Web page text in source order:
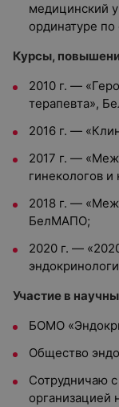
медицинский
ординатуре
Курсы,
2010 г. —
терапевта»,
2016 г. —
2017 г. —
гинекологов
2018 г. —
БелМАПО;
2020 г. —
Участие в
БОМО
Общество
Сотрудничаю
организацией